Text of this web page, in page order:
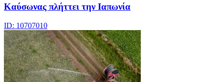
Καύσωνας πλήττει την Ιαπωνία
ID: 10707010